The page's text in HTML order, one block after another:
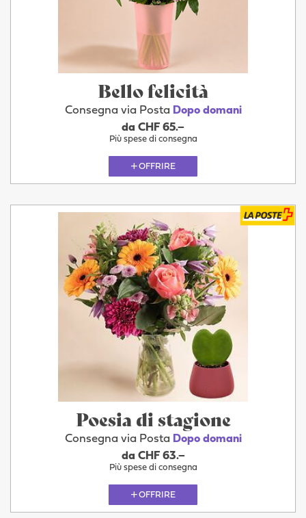
Bello felicità
Consegna via Posta Dopo domani
da CHF 65.–
Più spese di consegna
OFFRIRE
Poesia di stagione
Consegna via Posta Dopo domani
da CHF 63.–
Più spese di consegna
OFFRIRE